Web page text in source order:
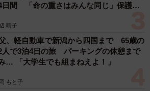
日間 「命の重さはみんな同じ」保護団
晴子
、軽自動車で新潟から四国まで 65歳の
人で3泊4日の旅 パーキングの休憩まで
… 「大学生でも組まねえよ！」
もと子